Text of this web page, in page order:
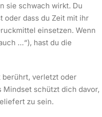
sie schwach wirkt. Du
oder dass du Zeit mit ihr
einsetzen. Wenn
…“), hast du die
berührt, verletzt oder
schützt dich davor,
zu sein.